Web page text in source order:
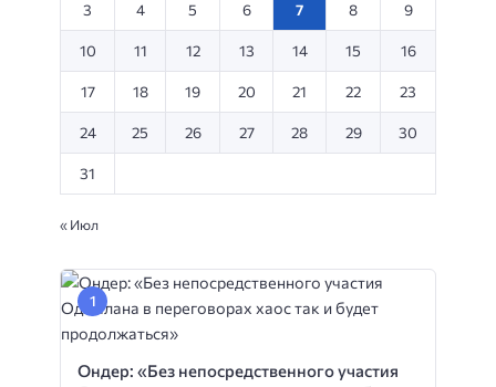
3 4 5 6 7 8 9
10 11 12 13 14 15 16
17 18 19 20 21 22 23
24 25 26 27 28 29 30
31
« Июл
Ондер: «Без непосредственного участия